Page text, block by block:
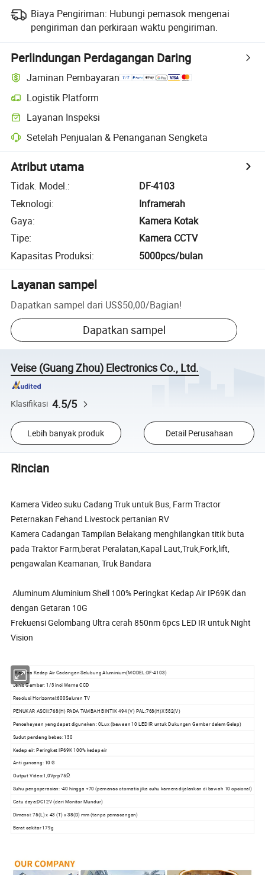
Biaya Pengiriman: Hubungi pemasok mengenai
pengiriman dan perkiraan waktu pengiriman.
Perlindungan Perdagangan Daring
Jaminan Pembayaran
Logistik Platform
Layanan Inspeksi
Setelah Penjualan & Penanganan Sengketa
Atribut utama
Tidak. Model.:
DF-4103
Teknologi:
Inframerah
Gaya:
Kamera Kotak
Tipe:
Kamera CCTV
Kapasitas Produksi: 5000pcs/bulan
Layanan sampel
Dapatkan sampel dari US$50,00/Bagian!
Dapatkan sampel
Veise (Guang Zhou) Electronics Co., Ltd.
Klasifikasi 4.5/5
Lebih banyak produk Detail Perusahaan
Rincian
Kamera Video suku Cadang Truk untuk Bus, Farm Tractor
Peternakan Fehand Livestock pertanian RV
Kamera Cadangan Tampilan Belakang menghilangkan titik buta
pada Traktor Farm,berat Peralatan,Kapal Laut,Truk,Fork,lift,
pengawalan Keamanan, Truk Bandara
Aluminum Aluminium Shell 100% Peringkat Kedap Air IP69K dan
dengan Getaran 10G
Frekuensi Gelombang Ultra cerah 850nm 6pcs LED IR untuk Night
Vision
Kamera Kedap Air Cadangan Selubung Aluminium(MODEL:DF-4103)
Jenis Gambar: 1/3 inci Warna CCD
Resolusi Horizontal:600Saluran TV
PENUKAR ASCII:768(H) PADA TAMBAH BINTIK 494 (V) PAL:768(H)X582(V)
Pencahayaan yang dapat digunakan : 0Lux (bawaan 10 LED IR untuk Dukungan Gambar dalam Gelap)
Sudut pandang bebas: 130
Kedap air: Peringkat IP69K 100% kedap air
Anti guncang: 10 G
Output Video:1,0Vp-p75Ω
Suhu pengoperasian: -40 hingga +70 (pemanas otomatis jika suhu kamera dijalankan di bawah 10 opsional)
Catu daya:DC12V (dari Monitor Mundur)
Dimensi: 75(L) x 43 (T) x 38(D) mm (tanpa pemasangan)
Berat sekitar 179g